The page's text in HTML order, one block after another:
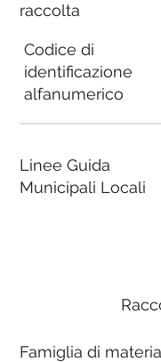
raccolta
Codice di
identificazione
alfanumerico
Linee Guida
Municipali Locali
Famiglia di